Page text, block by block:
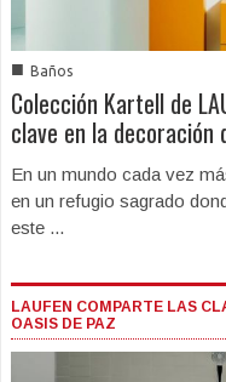
■ Baños
Colección Kartell de
clave en la decoración
En un mundo cada vez
en un refugio sagrado
este ...
LAUFEN COMPARTE LAS
OASIS DE PAZ